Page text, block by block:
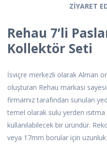
ZİYARET
Rehau 7’li
Kollektör Seti
İsviçre merkezli olarak Alman
oluşturan Rehau markası
firmamız tarafından sunulan
temel olarak sulu yerden
kullanılabilecek bir üründür.
veya 17mm borular için